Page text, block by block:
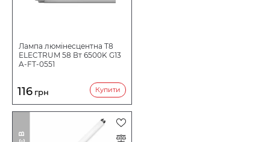
Лампа люмінесцентна Т8
ELECTRUM 58 Вт 6500K G13
A-FT-0551
116 грн Купити